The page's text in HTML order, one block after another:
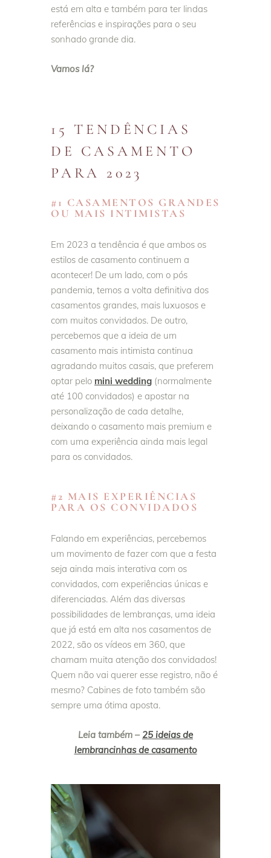
está em alta e também para ter lindas
referências e inspirações para o seu
sonhado grande dia.
Vamos lá?
15 TENDÊNCIAS
DE CASAMENTO
PARA 2023
#1 CASAMENTOS GRANDES
OU MAIS INTIMISTAS
Em 2023 a tendência é que ambos os
estilos de casamento continuem a
acontecer! De um lado, com o pós
pandemia, temos a volta definitiva dos
casamentos grandes, mais luxuosos e
com muitos convidados. De outro,
percebemos que a ideia de um
casamento mais intimista continua
agradando muitos casais, que preferem
optar pelo mini wedding (normalmente
até 100 convidados) e apostar na
personalização de cada detalhe,
deixando o casamento mais premium e
com uma experiência ainda mais legal
para os convidados.
#2 MAIS EXPERIÊNCIAS
PARA OS CONVIDADOS
Falando em experiências, percebemos
um movimento de fazer com que a festa
seja ainda mais interativa com os
convidados, com experiências únicas e
diferenciadas. Além das diversas
possibilidades de lembranças, uma ideia
que já está em alta nos casamentos de
2022, são os vídeos em 360, que
chamam muita atenção dos convidados!
Quem não vai querer esse registro, não é
mesmo? Cabines de foto também são
sempre uma ótima aposta.
Leia também – 25 ideias de
lembrancinhas de casamento